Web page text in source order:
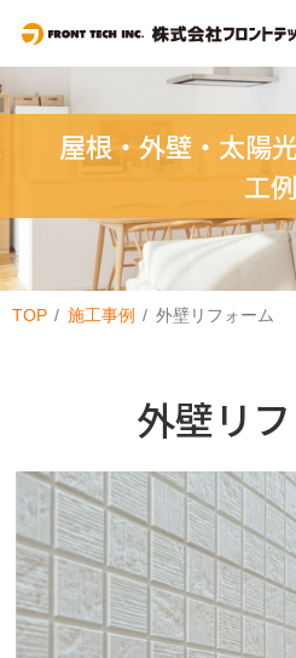
屋根・外壁・太陽
工例
TOP 施工事例 外壁リフォーム
外壁リ